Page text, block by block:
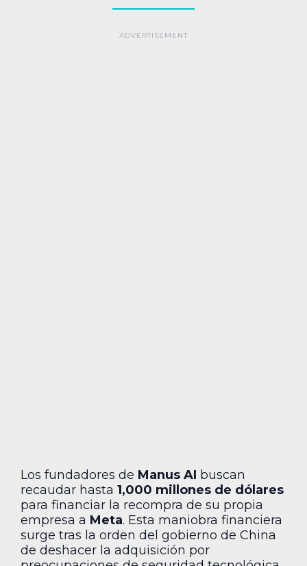
Los fundadores de Manus AI buscan
recaudar hasta 1,000 millones de dólares
para financiar la recompra de su propia
empresa a Meta. Esta maniobra financiera
surge tras la orden del gobierno de China
de deshacer la adquisición por